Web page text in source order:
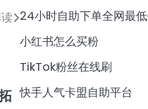
24小时自助下单全网最
小红书怎么买粉
TikTok粉丝在线刷
快手人气卡盟自助平台